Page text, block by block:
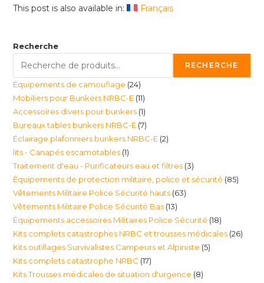
This post is also available in: Français
Recherche
RECHERCHE
Équipements de camouflage 2424
produits
Mobiliers pour Bunkers NRBC-E 1111
produits
Accessoires divers pour bunkers 11
produit
Bureaux tables bunkers NRBC-E 77
produits
Éclairage plafonniers bunkers NRBC-E 22
lits - Canapés escamotables 11
produit
Traitement d'eau - Purificateurs eau et filtres 33
produits
Équipements de protection militaire, police et sécurité 8585
Vêtements Militaire Police Sécurité hauts 6363
Vêtements Militaire Police Sécurité Bas 1313
produits
Équipements accessoires Militaires Police Sécurité 1818
produits
Kits complets catastrophes NRBC et trousses médicales 2626
Kits outillages Survivalistes Campeurs et Alpiniste 55
Kits complets catastrophe NRBC 1717
produits
Kits Trousses médicales de situation d'urgence 88